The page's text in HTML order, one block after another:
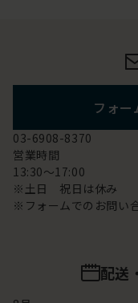
フォー
03-6908-8370
営業時間
13:30～17:00
※土日 祝日は休み
※フォームでのお問い
配送